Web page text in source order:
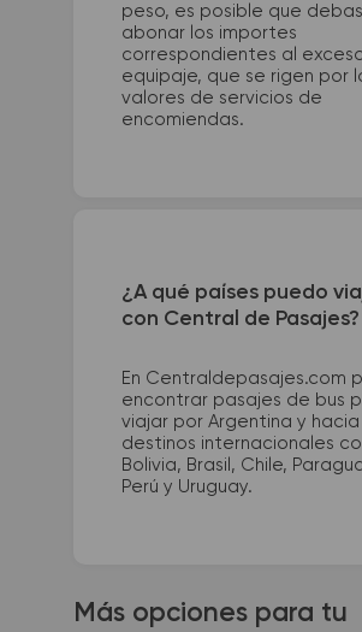
peso, es posible que debas
abonar los importes
correspondientes al
equipaje, que se rigen por
valores de servicios de
encomiendas.
¿A qué países puedo
con Central de Pasajes?
En Centraldepasajes.com
encontrar pasajes de bus
viajar por Argentina y hacia
destinos internacionales
Bolivia, Brasil, Chile,
Perú y Uruguay.
Más opciones para tu